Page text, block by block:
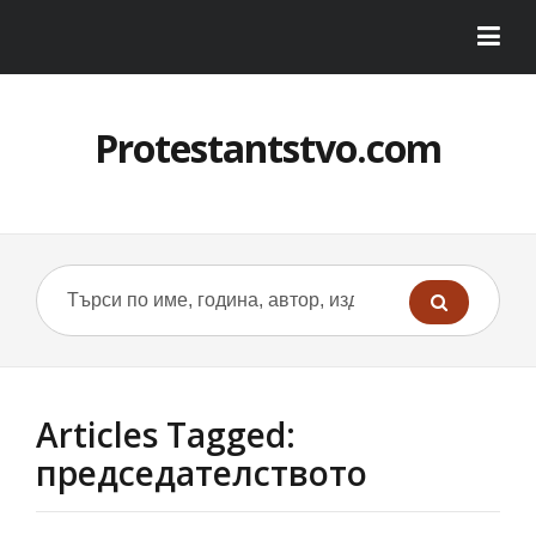
Protestantstvo.com
Articles Tagged:
председателството